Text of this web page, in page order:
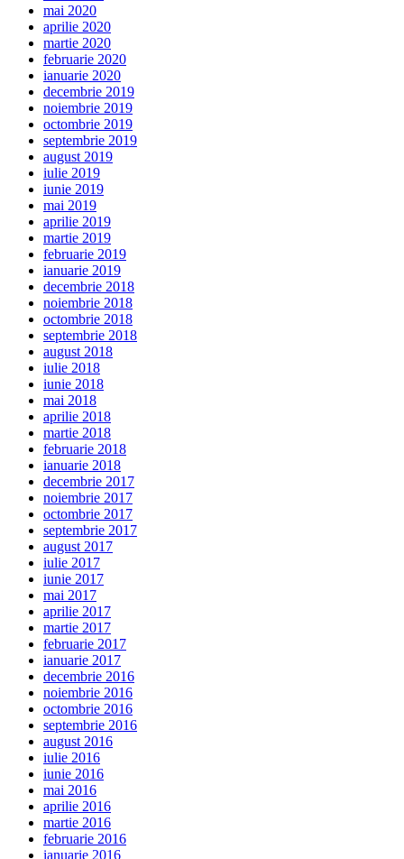
mai 2020
aprilie 2020
martie 2020
februarie 2020
ianuarie 2020
decembrie 2019
noiembrie 2019
octombrie 2019
septembrie 2019
august 2019
iulie 2019
iunie 2019
mai 2019
aprilie 2019
martie 2019
februarie 2019
ianuarie 2019
decembrie 2018
noiembrie 2018
octombrie 2018
septembrie 2018
august 2018
iulie 2018
iunie 2018
mai 2018
aprilie 2018
martie 2018
februarie 2018
ianuarie 2018
decembrie 2017
noiembrie 2017
octombrie 2017
septembrie 2017
august 2017
iulie 2017
iunie 2017
mai 2017
aprilie 2017
martie 2017
februarie 2017
ianuarie 2017
decembrie 2016
noiembrie 2016
octombrie 2016
septembrie 2016
august 2016
iulie 2016
iunie 2016
mai 2016
aprilie 2016
martie 2016
februarie 2016
ianuarie 2016